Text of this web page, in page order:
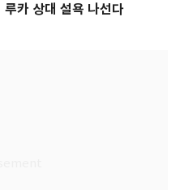
루카 상대 설욕 나선다